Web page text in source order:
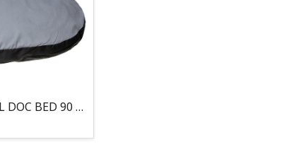
COJIN, OVAL DOC BED 90 X 66 X 10CM GRIS/NEGRO, 95°